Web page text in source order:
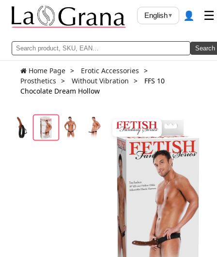
Search
English▾ 👤 ☰
Home Page
Erotic Accessories
Prosthetics
Without Vibration
FFS 10
Chocolate Dream Hollow